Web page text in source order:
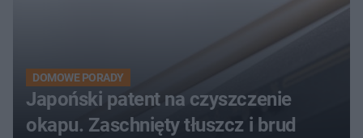
DOMOWE PORADY
Japoński patent na czyszczenie
okapu. Zaschnięty tłuszcz i brud